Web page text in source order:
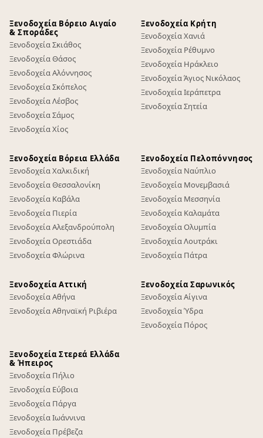
Ξενοδοχεία Βόρειο Αιγαίο
& Σποράδες
Ξενοδοχεία Σκιάθος
Ξενοδοχεία Θάσος
Ξενοδοχεία Αλόννησος
Ξενοδοχεία Σκόπελος
Ξενοδοχεία Λέσβος
Ξενοδοχεία Σάμος
Ξενοδοχεία Χίος
Ξενοδοχεία Κρήτη
Ξενοδοχεία Χανιά
Ξενοδοχεία Ρέθυμνο
Ξενοδοχεία Ηράκλειο
Ξενοδοχεία Άγιος Νικόλαος
Ξενοδοχεία Ιεράπετρα
Ξενοδοχεία Σητεία
Ξενοδοχεία Βόρεια Ελλάδα
Ξενοδοχεία Χαλκιδική
Ξενοδοχεία Θεσσαλονίκη
Ξενοδοχεία Καβάλα
Ξενοδοχεία Πιερία
Ξενοδοχεία Αλεξανδρούπολη
Ξενοδοχεία Ορεστιάδα
Ξενοδοχεία Φλώρινα
Ξενοδοχεία Πελοπόννησος
Ξενοδοχεία Ναύπλιο
Ξενοδοχεία Μονεμβασιά
Ξενοδοχεία Μεσσηνία
Ξενοδοχεία Καλαμάτα
Ξενοδοχεία Ολυμπία
Ξενοδοχεία Λουτράκι
Ξενοδοχεία Πάτρα
Ξενοδοχεία Αττική
Ξενοδοχεία Αθήνα
Ξενοδοχεία Αθηναϊκή Ριβιέρα
Ξενοδοχεία Σαρωνικός
Ξενοδοχεία Αίγινα
Ξενοδοχεία Ύδρα
Ξενοδοχεία Πόρος
Ξενοδοχεία Στερεά Ελλάδα
& Ήπειρος
Ξενοδοχεία Πήλιο
Ξενοδοχεία Εύβοια
Ξενοδοχεία Πάργα
Ξενοδοχεία Ιωάννινα
Ξενοδοχεία Πρέβεζα